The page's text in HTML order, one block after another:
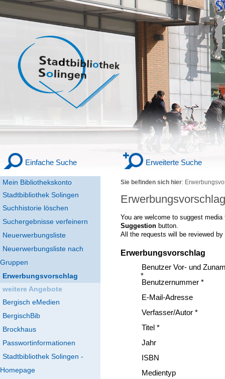
Mein Bibliothekskonto
Stadtbibliothek Solingen
Einfache Suche Erweiterte Suche
Suchhistorie löschen
Suchergebnisse verfeinern
Neuerwerbungsliste
Neuerwerbungsliste nach
Gruppen
Erwerbungsvorschlag
weitere Angebote
Bergisch eMedien
BergischBib
Brockhaus
Passwortinformationen
Stadtbibliothek Solingen -
Homepage
Sie befinden sich hier:
Erwerbungsvorschlag
You are welcome to suggest
Suggestion button.
All the requests will be reviewed
Erwerbungsvorschlag
Benutzer Vor- und
*
Benutzernummer *
E-Mail-Adresse
Verfasser/Autor *
Titel *
Jahr
ISBN
Medientyp